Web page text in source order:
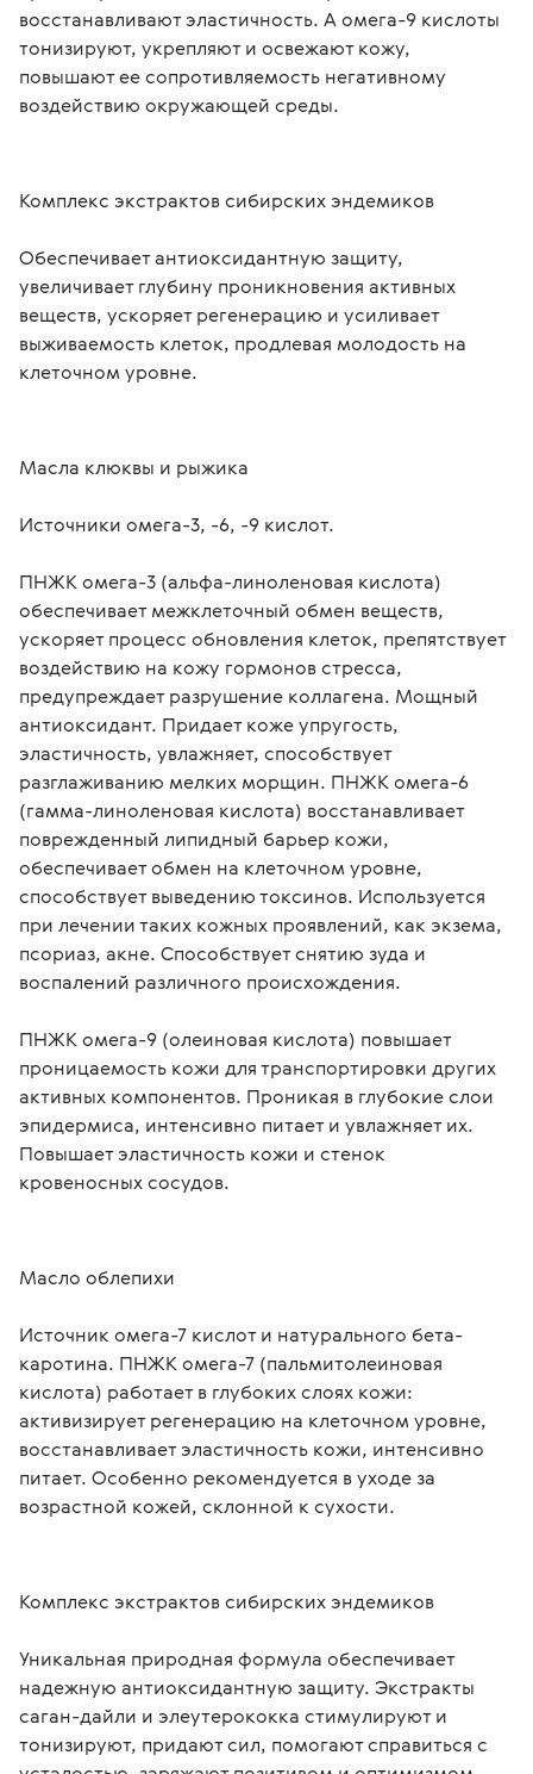
восстанавливают эластичность. А омега-9 кислоты
тонизируют, укрепляют и освежают кожу,
повышают ее сопротивляемость негативному
воздействию окружающей среды.
Комплекс экстрактов сибирских эндемиков
Обеспечивает антиоксидантную защиту,
увеличивает глубину проникновения активных
веществ, ускоряет регенерацию и усиливает
выживаемость клеток, продлевая молодость на
клеточном уровне.
Масла клюквы и рыжика
Источники омега-3, -6, -9 кислот.
ПНЖК омега-3 (альфа-линоленовая кислота)
обеспечивает межклеточный обмен веществ,
ускоряет процесс обновления клеток, препятствует
воздействию на кожу гормонов стресса,
предупреждает разрушение коллагена. Мощный
антиоксидант. Придает коже упругость,
эластичность, увлажняет, способствует
разглаживанию мелких морщин. ПНЖК омега-6
(гамма-линоленовая кислота) восстанавливает
поврежденный липидный барьер кожи,
обеспечивает обмен на клеточном уровне,
способствует выведению токсинов. Используется
при лечении таких кожных проявлений, как экзема,
псориаз, акне. Способствует снятию зуда и
воспалений различного происхождения.
ПНЖК омега-9 (олеиновая кислота) повышает
проницаемость кожи для транспортировки других
активных компонентов. Проникая в глубокие слои
эпидермиса, интенсивно питает и увлажняет их.
Повышает эластичность кожи и стенок
кровеносных сосудов.
Масло облепихи
Источник омега-7 кислот и натурального бета-
каротина. ПНЖК омега-7 (пальмитолеиновая
кислота) работает в глубоких слоях кожи:
активизирует регенерацию на клеточном уровне,
восстанавливает эластичность кожи, интенсивно
питает. Особенно рекомендуется в уходе за
возрастной кожей, склонной к сухости.
Комплекс экстрактов сибирских эндемиков
Уникальная природная формула обеспечивает
надежную антиоксидантную защиту. Экстракты
саган-дайли и элеутерококка стимулируют и
тонизируют, придают сил, помогают справиться с